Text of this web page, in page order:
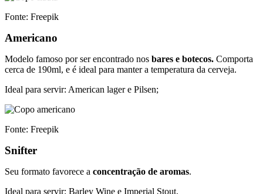
Fonte: Freepik
Americano
Modelo famoso por ser encontrado nos bares e botecos. Comporta
cerca de 190ml, e é ideal para manter a temperatura da cerveja.
Ideal para servir: American lager e Pilsen;
Fonte: Freepik
Snifter
Seu formato favorece a concentração de aromas.
Ideal para servir: Barley Wine e Imperial Stout.